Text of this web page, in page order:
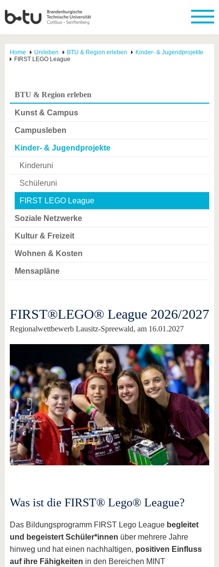
Home Unileben BTU & Region erleben
Kinder- & Jugendprojekte
FIRST LEGO League
BTU & Region erleben
Kunst & Campus
Campusleben
Kinder- & Jugendprojekte
Kinderuni
Schüleruni
FIRST LEGO League
Soziale Netzwerke
Kultur & Freizeit
Wohnen & Kosten
Mensapläne
FIRST®LEGO® League 2026/2027
Regionalwettbewerb Lausitz-Spreewald, am 16.01.2027
Was ist die FIRST® Lego® League?
Das Bildungsprogramm FIRST Lego League begleitet
und begeistert Schüler*innen über mehrere Jahre
hinweg und hat einen nachhaltigen, positiven Einfluss
auf ihre Fähigkeiten in den Bereichen MINT